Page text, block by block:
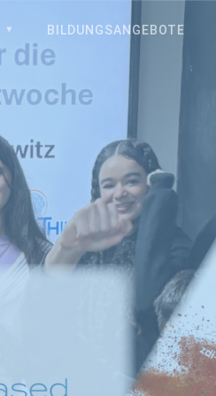
BILDUNGSANGEBOTE